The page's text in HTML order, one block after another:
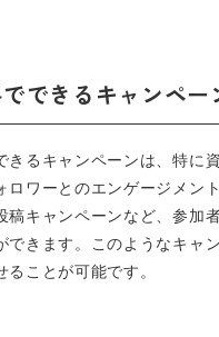
できるキャンペー
きるキャンペーンは、特に
ロワーとのエンゲージメン
稿キャンペーンなど、参加
できます。このようなキャ
ることが可能です。